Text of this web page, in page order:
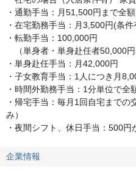
・通勤手当：月51,500円まで全
・在宅勤務手当：月3,500円(条件
・転勤手当：100,000円
（単身者・単身赴任者50,000円
・単身赴任手当：月42,000円
・子女教育手当：1人につき月
・時間外勤務手当：1分単位で全
・帰宅手当：毎月1回自宅まで
み）
・夜間シフト、休日手当：500円
企業情報